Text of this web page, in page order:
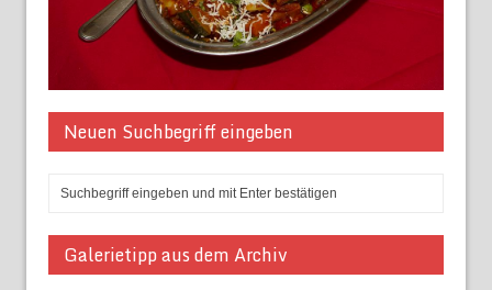
Neuen Suchbegriff eingeben
Galerietipp aus dem Archiv